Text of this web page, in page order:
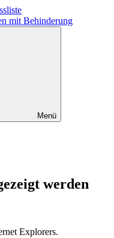
mit Behinderung
Menü
werden
Explorers.